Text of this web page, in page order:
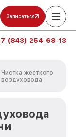
Записаться
(843) 254-68-13
Чистка жёсткого
воздуховода